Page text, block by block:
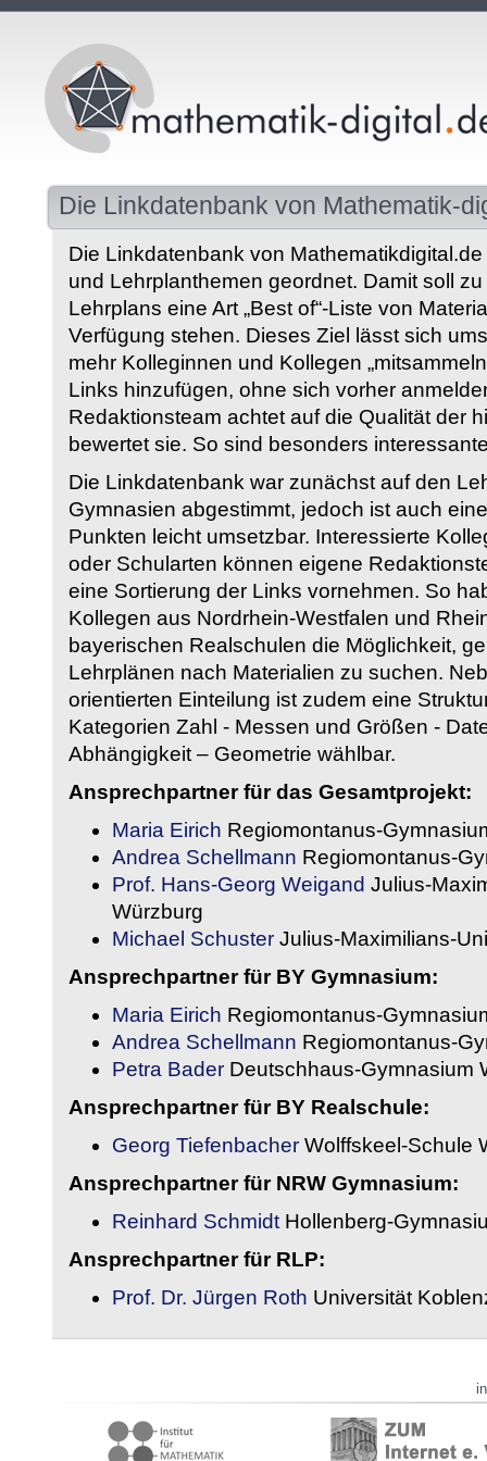
Die Linkdatenbank von Mathematik-
Die Linkdatenbank von
und Lehrplanthemen geordnet. Damit soll
Lehrplans eine Art „Best of“-Liste von
Verfügung stehen. Dieses Ziel lässt sich
mehr Kolleginnen und Kollegen
Links hinzufügen, ohne sich vorher
Redaktionsteam achtet auf die Qualität der
bewertet sie. So sind besonders
Die Linkdatenbank war zunächst auf den
Gymnasien abgestimmt, jedoch ist auch
Punkten leicht umsetzbar. Interessierte
oder Schularten können eigene
eine Sortierung der Links vornehmen. So
Kollegen aus Nordrhein-Westfalen und
bayerischen Realschulen die Möglichkeit,
Lehrplänen nach Materialien zu suchen.
orientierten Einteilung ist zudem eine
Kategorien Zahl - Messen und Größen -
Abhängigkeit – Geometrie wählbar.
Ansprechpartner für das Gesamtprojekt:
Maria Eirich Regiomontanus-
Andrea Schellmann Regiomontanus-
Prof. Hans-Georg Weigand Julius-
Würzburg
Michael Schuster Julius-Maximilians-
Ansprechpartner für BY Gymnasium:
Maria Eirich Regiomontanus-
Andrea Schellmann Regiomontanus-
Petra Bader Deutschhaus-Gymnasium
Ansprechpartner für BY Realschule:
Georg Tiefenbacher Wolffskeel-Schule
Ansprechpartner für NRW Gymnasium:
Reinhard Schmidt Hollenberg-
Ansprechpartner für RLP:
Prof. Dr. Jürgen Roth Universität